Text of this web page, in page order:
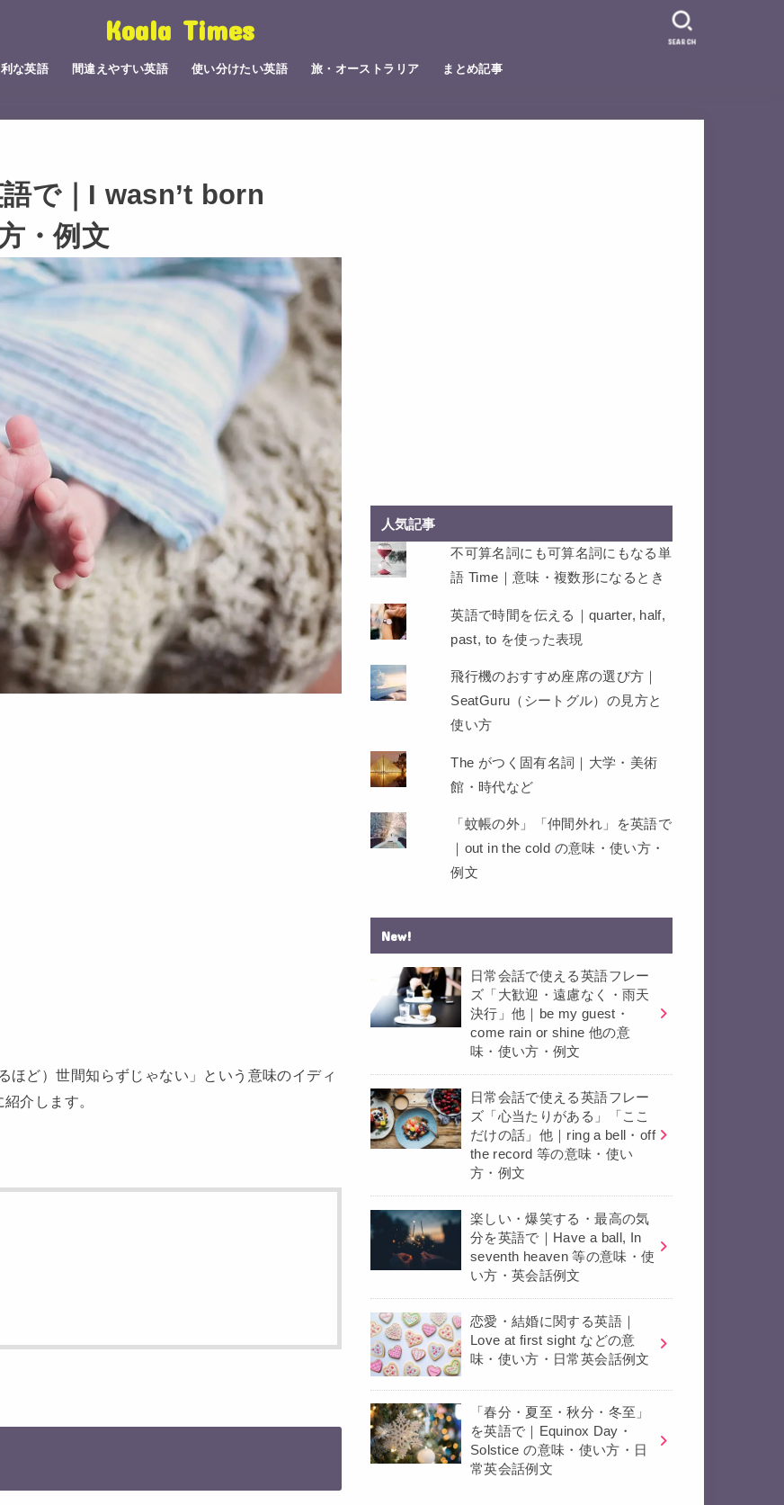
Koala Times
な英語 間違えやすい英語 使い分けたい英語 旅・オーストラリア まとめ記事
SEARCH
で｜I wasn’t born
・例文
ど）世間知らずじゃない」という意味のイディ
介します。
人気記事
不可算名詞にも可算名詞にもなる単
語 Time｜意味・複数形になるとき
英語で時間を伝える｜quarter, half,
past, to を使った表現
飛行機のおすすめ座席の選び方｜
SeatGuru（シートグル）の見方と
使い方
The がつく固有名詞｜大学・美術
館・時代など
「蚊帳の外」「仲間外れ」を英語で
｜out in the cold の意味・使い方・
例文
New!
日常会話で使える英語フレー
ズ「大歓迎・遠慮なく・雨天
決行」他｜be my guest・
come rain or shine 他の意
味・使い方・例文
日常会話で使える英語フレー
ズ「心当たりがある」「ここ
だけの話」他｜ring a bell・off
the record 等の意味・使い
方・例文
楽しい・爆笑する・最高の気
分を英語で｜Have a ball, In
seventh heaven 等の意味・使
い方・英会話例文
恋愛・結婚に関する英語｜
Love at first sight などの意
味・使い方・日常英会話例文
「春分・夏至・秋分・冬至」
を英語で｜Equinox Day・
Solstice の意味・使い方・日
常英会話例文